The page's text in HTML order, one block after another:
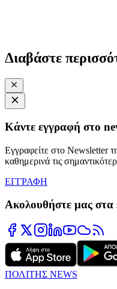
Διαβάστε
Κάντε εγγραφή στο
Εγγραφείτε στο Newsletter
καθημερινά τις
ΕΓΓΡΑΦΗ
Ακολουθήστε μας στα
ΠΟΛΙΤΗΣ NEWS